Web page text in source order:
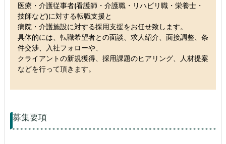
医療・介護従事者(看護師・介護職・リハビリ職・栄養士・
技師など)に対する転職支援と
病院・介護施設に対する採用支援をお任せ致します。
具体的には、転職希望者との面談、求人紹介、面接調整、条
件交渉、入社フォローや、
クライアントの新規獲得、採用課題のヒアリング、人材提案
などを行って頂きます。
募集要項